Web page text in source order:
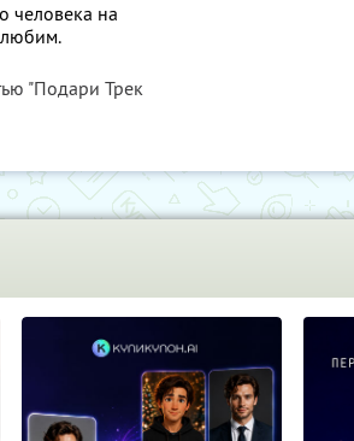
человека на
любим.
"Подари Трек